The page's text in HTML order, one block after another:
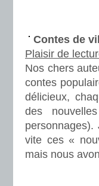
Contes de
Plaisir de
Nos chers
contes
délicieux,
des
vite ces «
mais nous